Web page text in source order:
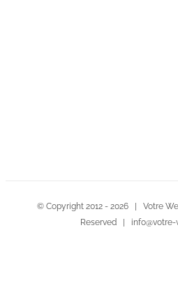
© Copyright 2012 - 2026 | Votre
Reserved | info@votre-